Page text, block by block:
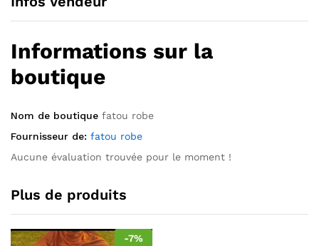
Informations sur la
boutique
Nom de boutique fatou robe
Fournisseur de: fatou robe
Aucune évaluation trouvée pour le moment !
Plus de produits
-7%